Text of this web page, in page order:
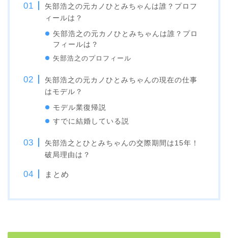
矢部浩之の元カノひとみちゃんは誰？プロフ
ィールは？
矢部浩之の元カノひとみちゃんは誰？プロ
フィールは？
矢部浩之のプロフィール
矢部浩之の元カノひとみちゃんの現在の仕事
はモデル？
モデル業復帰説
すでに結婚している説
矢部浩之とひとみちゃんの交際期間は15年！
破局理由は？
まとめ